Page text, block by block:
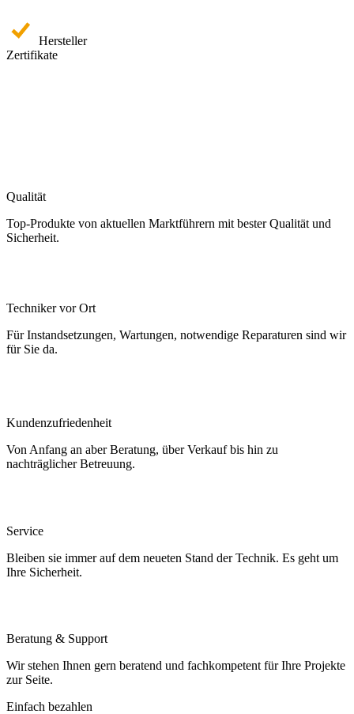
Hersteller
Zertifikate
Qualität
Top-Produkte von aktuellen Marktführern mit bester Qualität und
Sicherheit.
Techniker vor Ort
Für Instandsetzungen, Wartungen, notwendige Reparaturen sind wir
für Sie da.
Kundenzufriedenheit
Von Anfang an aber Beratung, über Verkauf bis hin zu
nachträglicher Betreuung.
Service
Bleiben sie immer auf dem neueten Stand der Technik. Es geht um
Ihre Sicherheit.
Beratung & Support
Wir stehen Ihnen gern beratend und fachkompetent für Ihre Projekte
zur Seite.
Einfach bezahlen